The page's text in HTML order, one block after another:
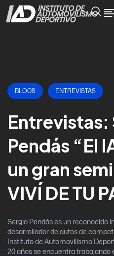
BLOGS ENTREVISTAS
Entrevistas:
Pendás “El
un gran
VIVÍ DE TU
Sergio Pendás es un reconocido
desarrollador de autos de
Instituto de Automovilismo
20 años se encuentra trabajando